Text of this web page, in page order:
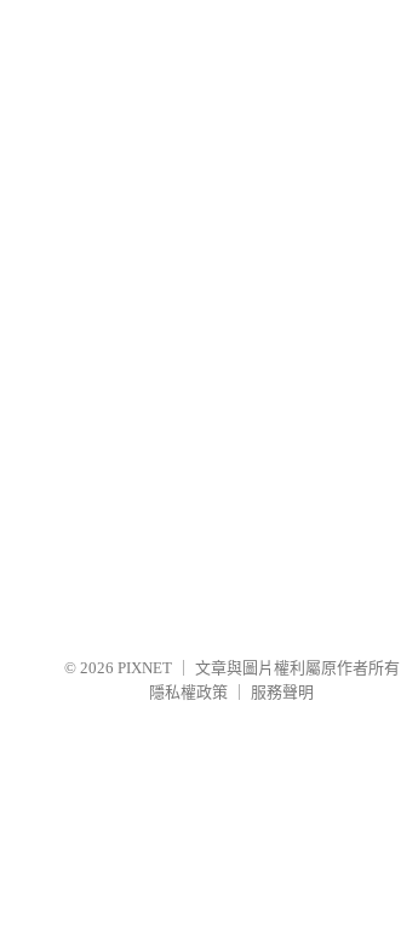
© 2026 PIXNET
文章與圖片權利屬原作者所有
隱私權政策
服務聲明